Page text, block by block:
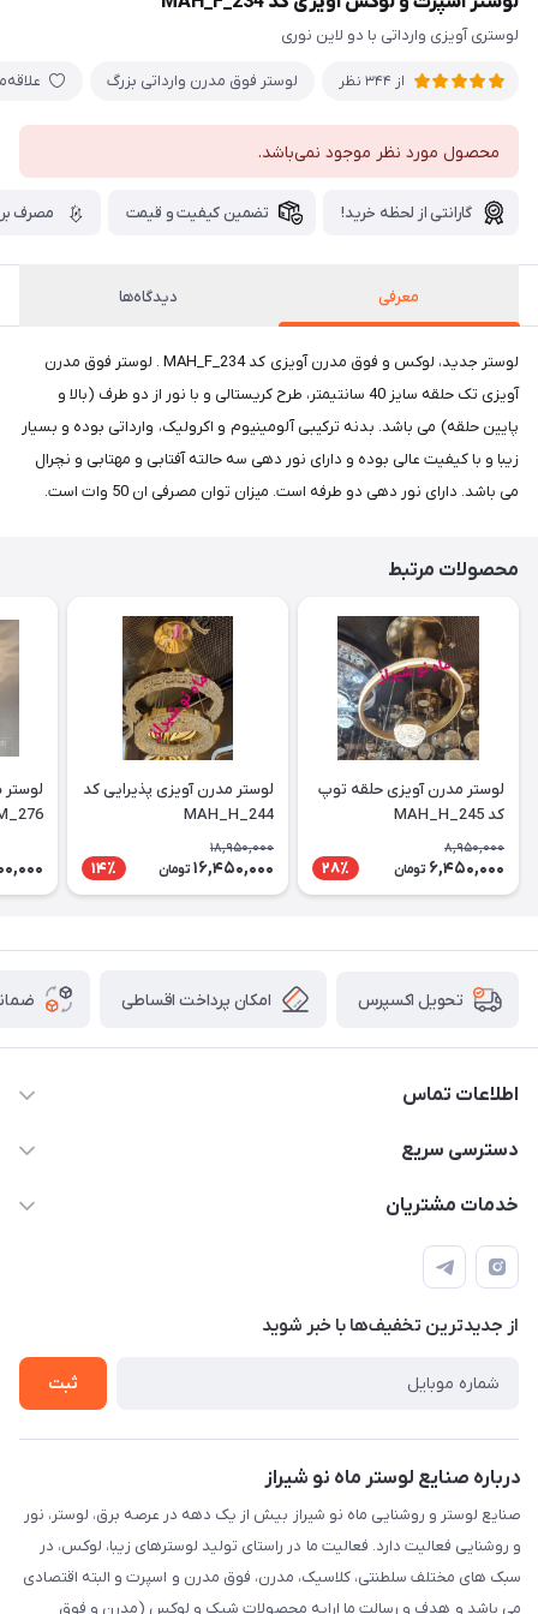
لوستری آویزی وارداتی با دو لاین نوری
از 344 نظر لوستر فوق مدرن وارداتی بزرگ
محصول مورد نظر موجود نمی‌باشد.
گارانتی از لحظه خرید! تضمین کیفیت و قیمت مصرف
معرفی دیدگاه‌ها
لوستر جدید، لوکس و فوق مدرن آویزی کد MAH_F_234 . لوستر فوق مدرن
آویزی تک حلقه سایز 40 سانتیمتر، طرح کریستالی و با نور از دو طرف (بالا و
پایین حلقه) می باشد. بدنه ترکیبی آلومینیوم و اکرولیک، وارداتی بوده و بسیار
زیبا و با کیفیت عالی بوده و دارای نور دهی سه حالته آفتابی و مهتابی و نچرال
می باشد. دارای نور دهی دو طرفه است. میزان توان مصرفی ان 50 وات است.
محصولات مرتبط
لوستر مدرن آویزی حلقه توپ
کد MAH_H_245
8,950,000
6,450,000 تومان 28٪
لوستر مدرن آویزی پذیرایی کد
MAH_H_244
18,950,000
16,450,000 تومان 14٪
تحویل اکسپرس امکان پرداخت اقساطی
اطلاعات تماس
09171115348
طبقه همکف واحد 131
دسترسی سریع
مجله فروشگاه
درباره ما
تماس با ما
خدمات مشتریان
قوانین و مقررات
حریم خصوصی
راهنما
از جدید‌ترین تخفیف‌ها با‌ خبر شوید
ثبت
درباره صنایع لوستر ماه نو شیراز
صنایع لوستر و روشنایی ماه نو شیراز بیش از یک دهه در عرصه برق، لوستر، نور
و روشنایی فعالیت دارد. فعالیت ما در راستای تولید لوسترهای زیبا، لوکس، در
سبک های مختلف سلطنتی، کلاسیک، مدرن، فوق مدرن و اسپرت و البته اقتصادی
می باشد و هدف و رسالت ما ارایه محصولات شیک و لوکس (مدرن و فوق